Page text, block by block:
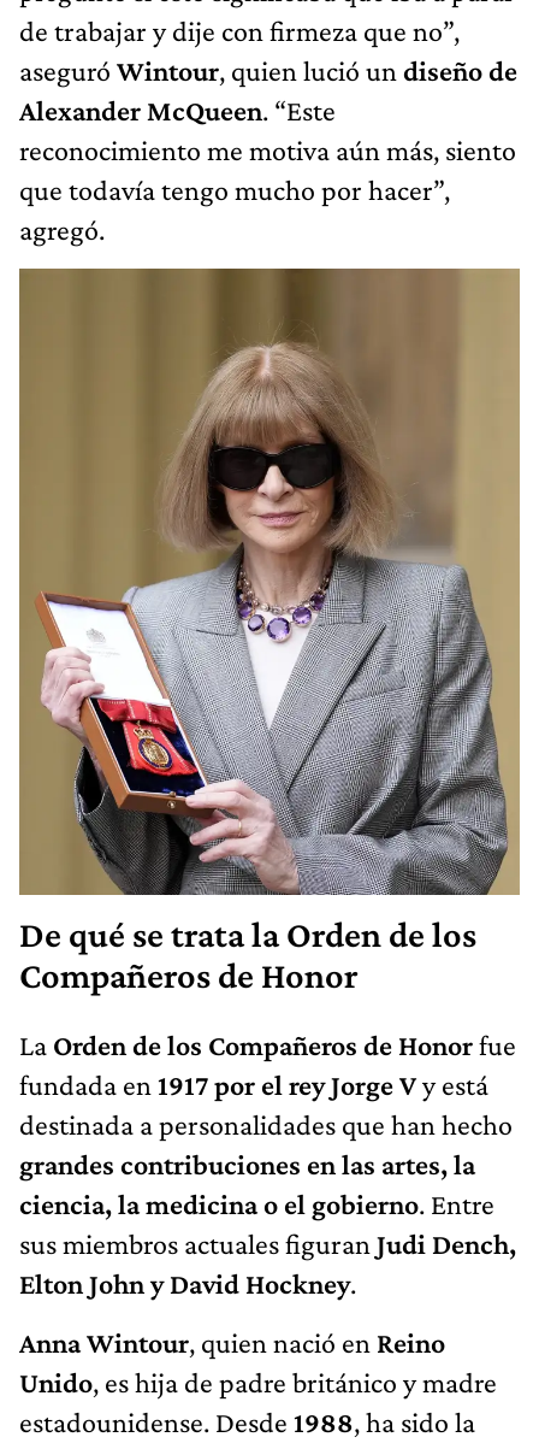
de trabajar y dije con firmeza que no”,
aseguró Wintour, quien lució un diseño de
Alexander McQueen. “Este
reconocimiento me motiva aún más, siento
que todavía tengo mucho por hacer”,
agregó.
De qué se trata la Orden de los
Compañeros de Honor
La Orden de los Compañeros de Honorfue
fundada en 1917 por el rey Jorge Vy está
destinada a personalidades que han hecho
grandes contribuciones en las artes, la
ciencia, la medicina o el gobierno. Entre
sus miembros actuales figuran Judi Dench,
Elton John y David Hockney.
Anna Wintour, quien nació en Reino
Unido, es hija de padre británico y madre
estadounidense. Desde 1988, ha sido la